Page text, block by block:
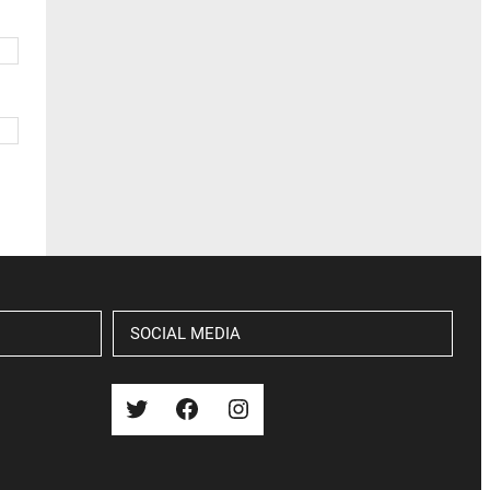
SOCIAL MEDIA
Twitter Facebook Instagram